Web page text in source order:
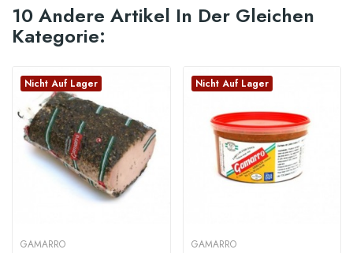
10 Andere Artikel In Der Gleichen
Kategorie:
Nicht Auf Lager
GAMARRO
Nicht Auf Lager
GAMARRO